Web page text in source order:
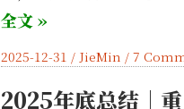
全文 »
2025-12-31 / JieMin / 7
2025年底总结｜